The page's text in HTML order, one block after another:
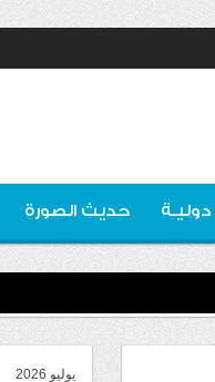
دوليـة حديث الصورة
يوليو 2026